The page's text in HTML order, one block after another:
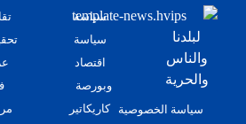
لبلدنا
والناس
والحرية
سياسة الخصوصية
سياسة
سياسة
اقتصاد
وبورصة
كاريكاتير